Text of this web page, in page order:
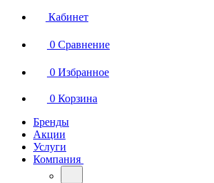
Кабинет
0 Сравнение
0 Избранное
0 Корзина
Бренды
Акции
Услуги
Компания